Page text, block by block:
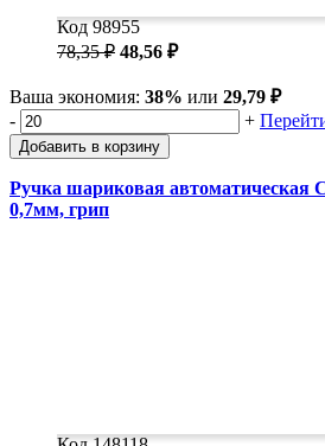
Код 98955
78,35 ₽ 48,56 ₽
Ваша экономия: 38% или 29,79 ₽
-
+
Добавить в корзину
Ручка шариковая автоматическая
0,7мм, грип